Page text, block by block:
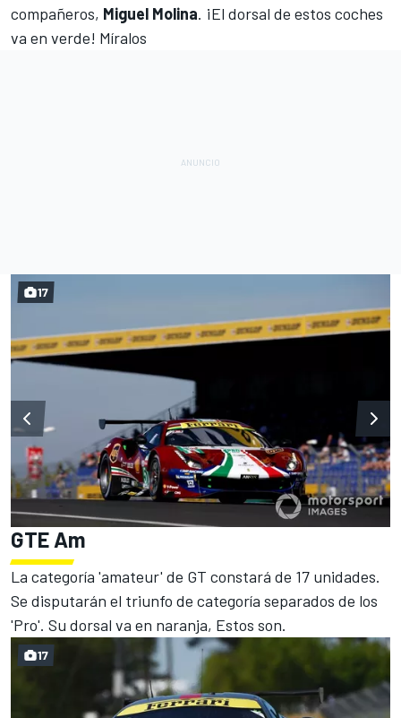
compañeros, Miguel Molina. ¡El dorsal de estos coches
va en verde! Míralos
17
GTE Am
La categoría 'amateur' de GT constará de 17 unidades.
Se disputarán el triunfo de categoría separados de los
'Pro'. Su dorsal va en naranja, Estos son.
17